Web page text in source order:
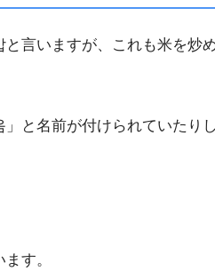
言いますが、これも米を炒
と名前が付けられていたりし
す。